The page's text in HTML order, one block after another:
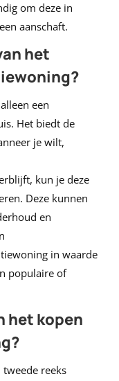
om deze in
aanschaft.
het
een
Het biedt de
je wilt,
kun je deze
Deze kunnen
en
in waarde
populaire of
het kopen
reeks